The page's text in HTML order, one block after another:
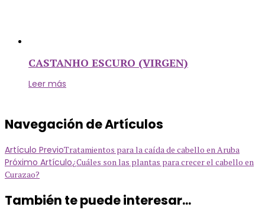
CASTANHO ESCURO (VIRGEN)
Leer más
Navegación de Artículos
Artículo PrevioTratamientos para la caída de cabello en Aruba
Próximo Artículo¿Cuáles son las plantas para crecer el cabello en
Curazao?
También te puede interesar...